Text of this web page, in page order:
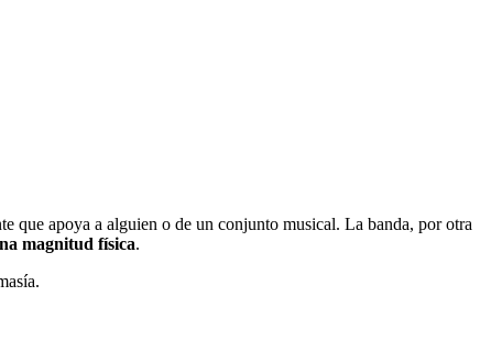
que apoya a alguien o de un conjunto musical. La banda, por otra
magnitud física.